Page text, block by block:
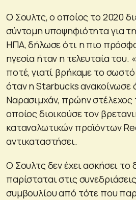
Ο Σουλτς, ο οποίος το 2020
σύντομη υποψηφιότητα για
ΗΠΑ, δήλωσε ότι η πιο
ηγεσία ήταν η τελευταία του.
ποτέ, γιατί βρήκαμε το
όταν η Starbucks ανακοίνωσε
Ναρασιμχάν, πρώην στέλεχος
οποίος διοικούσε τον
καταναλωτικών προϊόντων
αντικαταστήσει.
Ο Σουλτς δεν έχει ασκήσει το
παρίσταται στις
συμβουλίου από τότε που